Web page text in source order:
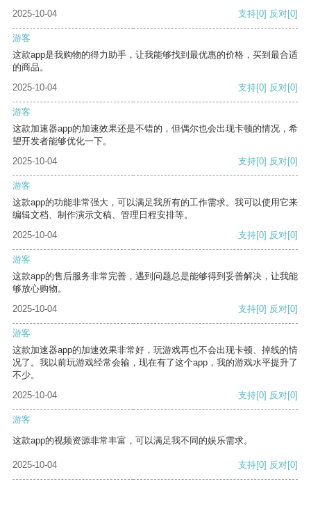
2025-10-04
支持[0] 反对[0]
游客
这款app是我购物的得力助手，让我能够找到最优惠的价格，买到最合适
的商品。
2025-10-04
支持[0] 反对[0]
游客
这款加速器app的加速效果还是不错的，但偶尔也会出现卡顿的情况，希
望开发者能够优化一下。
2025-10-04
支持[0] 反对[0]
游客
这款app的功能非常强大，可以满足我所有的工作需求。我可以使用它来
编辑文档、制作演示文稿、管理日程安排等。
2025-10-04
支持[0] 反对[0]
游客
这款app的售后服务非常完善，遇到问题总是能够得到妥善解决，让我能
够放心购物。
2025-10-04
支持[0] 反对[0]
游客
这款加速器app的加速效果非常好，玩游戏再也不会出现卡顿、掉线的情
况了。我以前玩游戏经常会输，现在有了这个app，我的游戏水平提升了
不少。
2025-10-04
支持[0] 反对[0]
游客
这款app的视频资源非常丰富，可以满足我不同的娱乐需求。
2025-10-04 支持[0] 反对[0]